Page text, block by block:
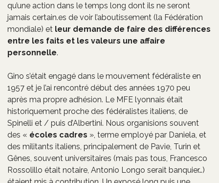
qu’une action dans le temps long dont ils ne seront
jamais certain.es de voir l’aboutissement (la Fédération
mondiale) et leur demande de faire des différences
entre les faits et les valeurs une affaire
personnelle.
Gino s’était engagé dans le mouvement fédéraliste en
1957 et je l’ai rencontré début des années 1970 peu
après ma propre adhésion. Le MFE lyonnais était
historiquement proche des fédéralistes italiens, de
Spinelli et / puis d’Albertini. Nous organisions souvent
des « écoles cadres », terme employé par Daniela, et
des militants italiens, principalement de Pavie, Turin et
Gênes, souvent universitaires (mais pas tous, Francesco
Rossolillo était notaire, Antonio Longo serait banquier…)